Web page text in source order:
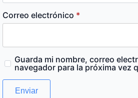
Correo electrónico *
Guarda mi nombre, correo
navegador para la próxima vez